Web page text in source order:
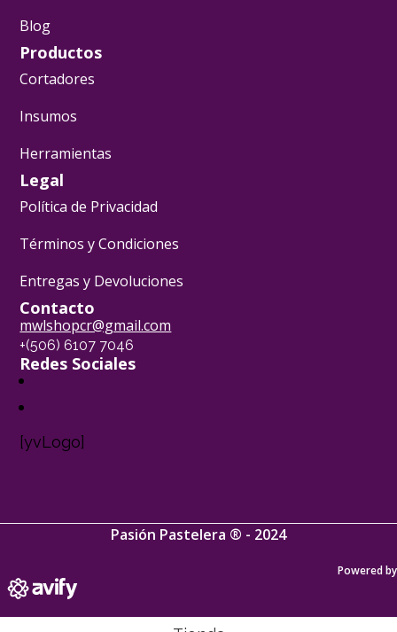
Blog
Productos
Cortadores
Insumos
Herramientas
Legal
Política de Privacidad
Términos y Condiciones
Entregas y Devoluciones
Contacto
mwlshopcr@gmail.com
+(506) 6107 7046
Redes Sociales
[yvLogo]
Pasión Pastelera ® - 2024
Powered by